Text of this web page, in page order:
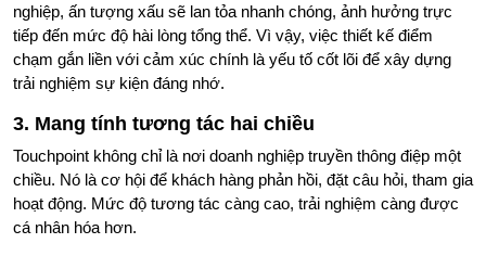
nghiệp, ấn tượng xấu sẽ lan tỏa nhanh chóng, ảnh hưởng trực
tiếp đến mức độ hài lòng tổng thể. Vì vậy, việc thiết kế điểm
chạm gắn liền với cảm xúc chính là yếu tố cốt lõi để xây dựng
trải nghiệm sự kiện đáng nhớ.
3. Mang tính tương tác hai chiều
Touchpoint không chỉ là nơi doanh nghiệp truyền thông điệp một
chiều. Nó là cơ hội để khách hàng phản hồi, đặt câu hỏi, tham gia
hoạt động. Mức độ tương tác càng cao, trải nghiệm càng được
cá nhân hóa hơn.